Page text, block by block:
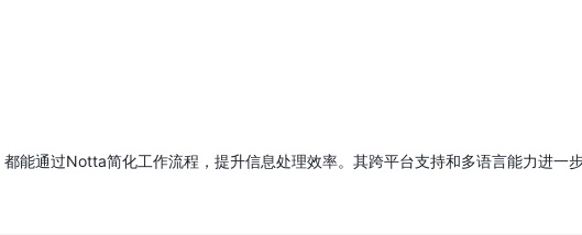
能通过Notta简化工作流程，提升信息处理效率。其跨平台支持和多语言能力进一